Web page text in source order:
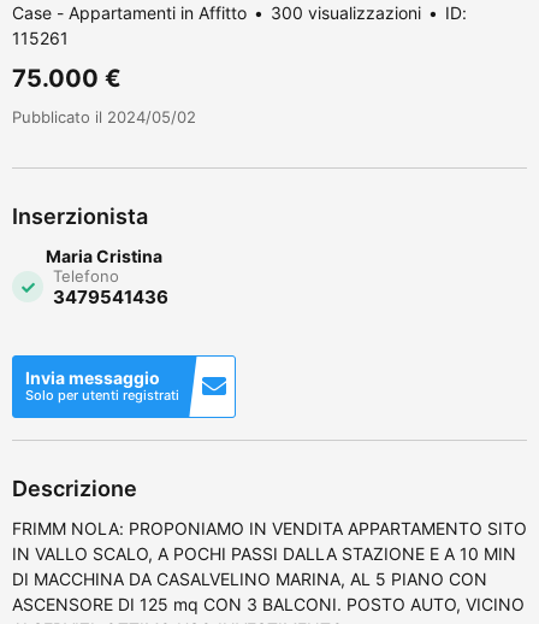
Case - Appartamenti in Affitto 300 visualizzazioni
ID:
115261
75.000 €
Pubblicato il 2024/05/02
Inserzionista
Maria Cristina
Telefono
3479541436
Invia messaggio
Solo per utenti registrati
Descrizione
FRIMM NOLA: PROPONIAMO IN VENDITA APPARTAMENTO SITO
IN VALLO SCALO, A POCHI PASSI DALLA STAZIONE E A 10 MIN
DI MACCHINA DA CASALVELINO MARINA, AL 5 PIANO CON
ASCENSORE DI 125 mq CON 3 BALCONI. POSTO AUTO, VICINO